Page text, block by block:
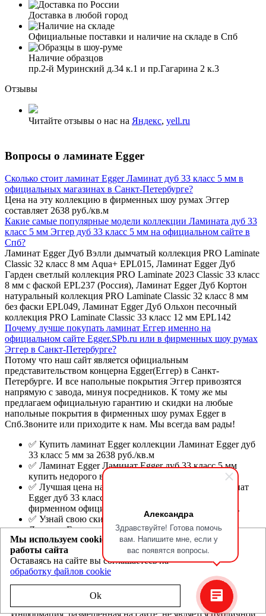
Александра
Здравствуйте! Готова помочь
вам. Напишите мне, если у
вас появятся вопросы.
Доставка в любой город
Официальные поставки и наличие на складе в Спб
Наличие образцов
пр.2-й Муринский д.34 к.1 и пр.Гагарина 2 к.3
Отзывы
Читайте отзывы о нас на Яндекс, yell.ru
Вопросы о ламинате Egger
Сколько стоит ламинат Egger Ламинат дуб 33 класс 5 мм в
официальных магазинах в Санкт-Петербурге?
Цена на эту коллекцию в фирменных шоу румах Эггер
составляет 2638 руб./кв.м
Какие самые популярные модели коллекции Ламината дуб 33
класс 5 мм Эггер дуб 33 класс 5 мм на официальном сайте в
Спб?
Ламинат Egger Дуб Вэлли дымчатый коллекция PRO Laminate
Classic 32 класс 8 мм Aqua+ EPL015, Ламинат Egger Дуб
Гарден светлый коллекция PRO Laminate 2023 Classic 33 класс
8 мм с фаской EPL237 (Россия), Ламинат Egger Дуб Кортон
натуральный коллекция PRO Laminate Classic 32 класс 8 мм
без фаски EPL049, Ламинат Egger Дуб Ольхон песочный
коллекция PRO Laminate Classic 33 класс 12 мм EPL142
Почему лучше покупать ламинат Еггер именно на
официальном сайте Egger.SPb.ru или в фирменных шоу румах
Эггер в Санкт-Петербурге?
Потому что наш сайт является официальным
представительством концерна Egger(Еггер) в Санкт-
Петербурге. И все напольные покрытия Эггер привозятся
напрямую с завода, минуя посредников. К тому же мы
предлагаем официальную гарантию и скидки на любые
напольные покрытия в фирменных шоу румах Egger в
Спб.Звоните или приходите к нам. Мы всегда вам рады!
✅ Купить ламинат Egger коллекции Ламинат Egger дуб
33 класс 5 мм за 2638 руб./кв.м
✅ Ламинат Egger Ламинат Egger дуб 33 класс 5 мм
купить недорого в фирменном шоу-руме Эггер.
✅ Лучшая цена на ламинат Egger коллекции Ламинат
Egger дуб 33 класс 5 мм в Санкт-Петербурге в
фирменном официальном интернет магазине Egger.
✅ Узнай свою скидку на ламинат Egger коллекции
Ламинат Egger дуб 33 класс 5 мм в официальных шоу-
румах или по телефону.
Egger.spb.ru - магазин ламината Эггер и Ever Sense в Санкт-
Петербурге
Информация, размещенная на сайте, не является публичной
Мы используем cookie для улучшения
работы сайта
Оставаясь на сайте вы соглашаетесь на
обработку файлов cookie
Ok